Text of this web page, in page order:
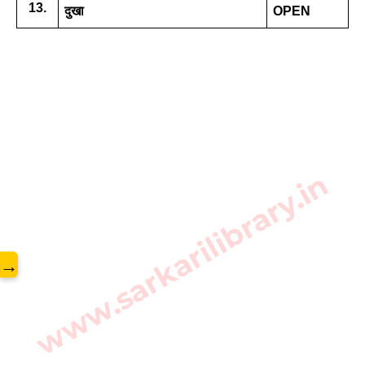
13. दुखा OPEN
www.sarkarilibrary.in
→